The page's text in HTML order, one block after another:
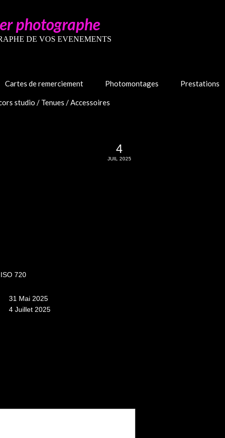
DE VOS EVENEMENTS
Cartes de remerciement Photomontages Prestations
studio / Tenues / Accessoires
4
JUIL 2025
ISO 720
31 Mai 2025
4 Juillet 2025